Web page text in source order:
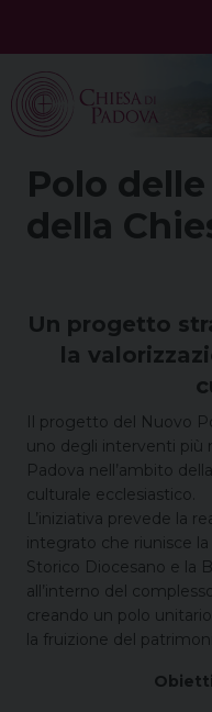
Polo
della
Un progetto
la
Il progetto del Nuovo
uno degli interventi più
Padova nell’ambito
culturale ecclesiastico.
L’iniziativa prevede la
integrato che riunisce la
Storico Diocesano e la
all’interno del
creando un polo
la fruizione del